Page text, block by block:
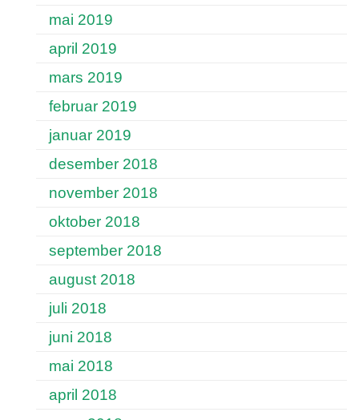
mai 2019
april 2019
mars 2019
februar 2019
januar 2019
desember 2018
november 2018
oktober 2018
september 2018
august 2018
juli 2018
juni 2018
mai 2018
april 2018